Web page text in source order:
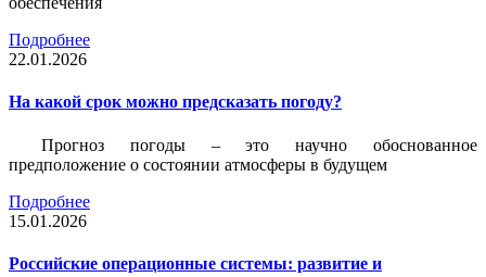
Подробнее
22.01.2026
На какой срок можно предсказать погоду?
Прогноз погоды – это научно обоснованное
предположение о состоянии атмосферы в будущем
Подробнее
15.01.2026
Российские операционные системы: развитие и